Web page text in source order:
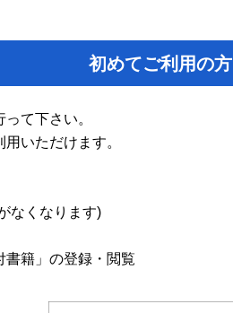
初めてご利用の方
て下さい。
いただけます。
なくなります)
書籍」の登録・閲覧